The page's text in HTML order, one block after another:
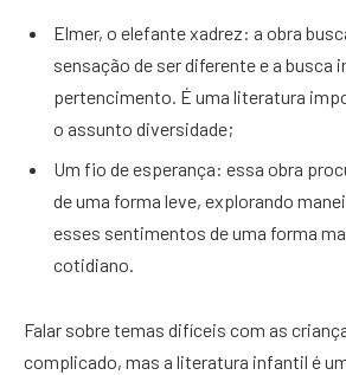
Elmer, o elefante xadrez: a obra
sensação de ser diferente e a busca
pertencimento. É uma literatura
o assunto diversidade;
Um fio de esperança: essa obra
de uma forma leve, explorando
esses sentimentos de uma forma
cotidiano.
Falar sobre temas difíceis com as
complicado, mas a literatura infantil é